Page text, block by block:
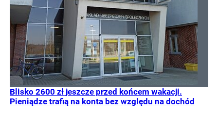
Blisko 2600 zł jeszcze przed końcem wakacji.
Pieniądze trafią na konta bez względu na dochód